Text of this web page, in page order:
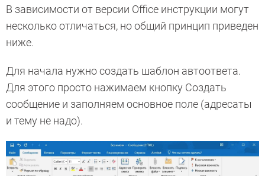
В зависимости от версии Office инструкции могут
несколько отличаться, но общий принцип приведен
ниже.
Для начала нужно создать шаблон автоответа.
Для этого просто нажимаем кнопку Создать
сообщение и заполняем основное поле (адресаты
и тему не надо).